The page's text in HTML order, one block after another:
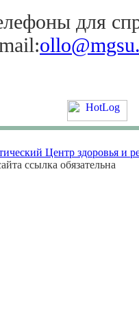
для
Центр здоровья и
ссылка обязательна